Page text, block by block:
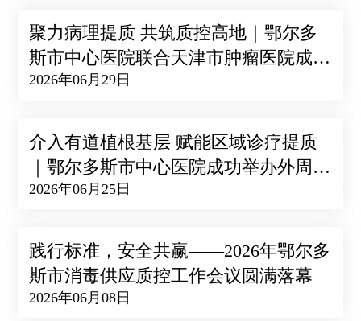
聚力病理提质 共筑质控高地｜鄂尔多
斯市中心医院联合天津市肿瘤医院成功
举办病理研讨会暨质控技术培训
2026年06月29日
介入有道植根基层 赋能区域诊疗提质
｜鄂尔多斯市中心医院成功举办外周血
管介入基层培训
2026年06月25日
践行标准，安全共赢——2026年鄂尔多
斯市消毒供应质控工作会议圆满落幕
2026年06月08日